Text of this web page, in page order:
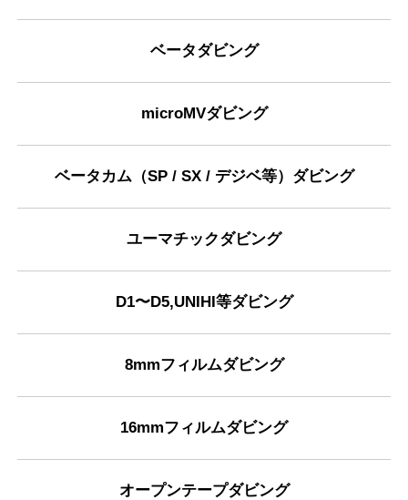
ベータダビング
microMVダビング
ベータカム（SP / SX / デジベ等）ダビング
ユーマチックダビング
D1〜D5,UNIHI等ダビング
8mmフィルムダビング
16mmフィルムダビング
オープンテープダビング